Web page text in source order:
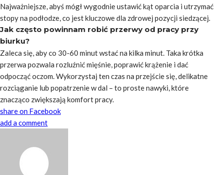
Najważniejsze, abyś mógł wygodnie ustawić kąt oparcia i utrzymać
stopy na podłodze, co jest kluczowe dla zdrowej pozycji siedzącej.
Jak często powinnam robić przerwy od pracy przy
biurku?
Zaleca się, aby co 30-60 minut wstać na kilka minut. Taka krótka
przerwa pozwala rozluźnić mięśnie, poprawić krążenie i dać
odpocząć oczom. Wykorzystaj ten czas na przejście się, delikatne
rozciąganie lub popatrzenie w dal – to proste nawyki, które
znacząco zwiększają komfort pracy.
share on Facebook
add a comment